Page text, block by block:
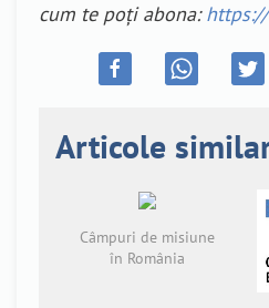
cum te poți abona:
Articole
Câmpuri de misiune
în România